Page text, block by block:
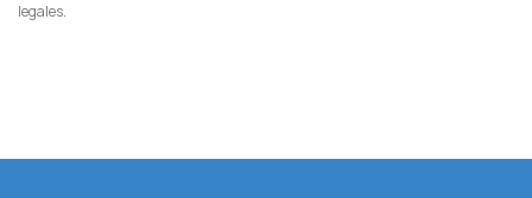
legales.